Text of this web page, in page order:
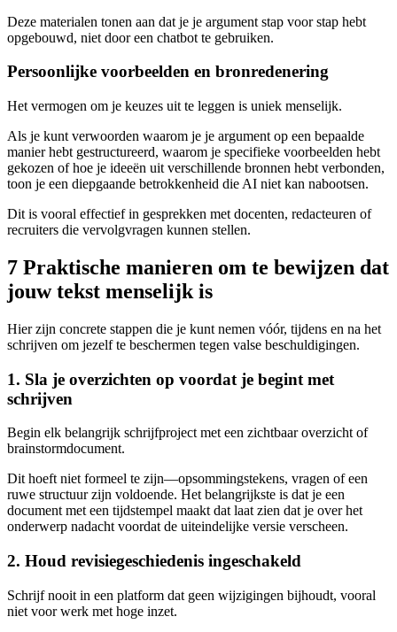
Deze materialen tonen aan dat je je argument stap voor stap hebt
opgebouwd, niet door een chatbot te gebruiken.
Persoonlijke voorbeelden en bronredenering
Het vermogen om je keuzes uit te leggen is uniek menselijk.
Als je kunt verwoorden waarom je je argument op een bepaalde
manier hebt gestructureerd, waarom je specifieke voorbeelden hebt
gekozen of hoe je ideeën uit verschillende bronnen hebt verbonden,
toon je een diepgaande betrokkenheid die AI niet kan nabootsen.
Dit is vooral effectief in gesprekken met docenten, redacteuren of
recruiters die vervolgvragen kunnen stellen.
7 Praktische manieren om te bewijzen dat
jouw tekst menselijk is
Hier zijn concrete stappen die je kunt nemen vóór, tijdens en na het
schrijven om jezelf te beschermen tegen valse beschuldigingen.
1. Sla je overzichten op voordat je begint met
schrijven
Begin elk belangrijk schrijfproject met een zichtbaar overzicht of
brainstormdocument.
Dit hoeft niet formeel te zijn—opsommingstekens, vragen of een
ruwe structuur zijn voldoende. Het belangrijkste is dat je een
document met een tijdstempel maakt dat laat zien dat je over het
onderwerp nadacht voordat de uiteindelijke versie verscheen.
2. Houd revisiegeschiedenis ingeschakeld
Schrijf nooit in een platform dat geen wijzigingen bijhoudt, vooral
niet voor werk met hoge inzet.